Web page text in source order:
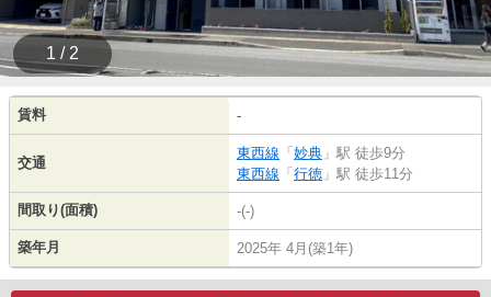
1 / 2
賃料 -
交通
東西線 「 妙典 」駅 徒歩9分
東西線 「 行徳 」駅 徒歩11分
間取り(面積) -(-)
築年月 2025年 4月(築1年)